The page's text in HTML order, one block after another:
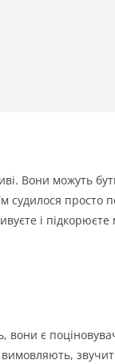
Вони можуть
судилося
і
є